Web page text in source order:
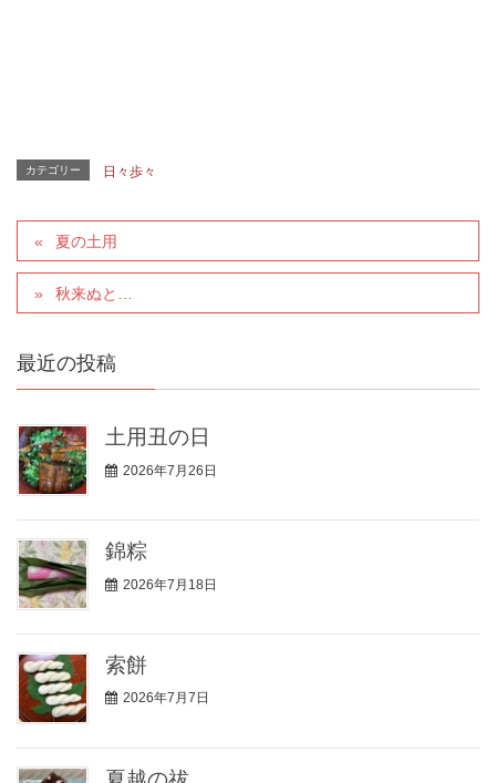
カテゴリー 日々歩々
夏の土用
秋来ぬと…
最近の投稿
土用丑の日
2026年7月26日
錦粽
2026年7月18日
索餅
2026年7月7日